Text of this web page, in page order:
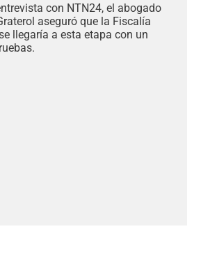
con NTN24, el abogado
aseguró que la Fiscalía
llegaría a esta etapa con un